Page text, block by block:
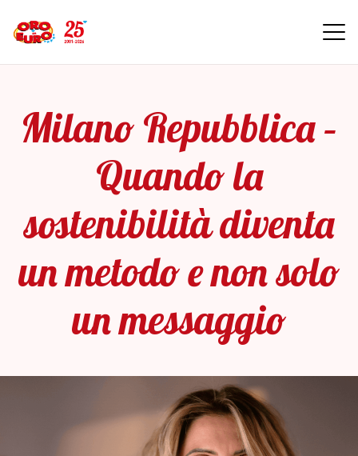
Milano Repubblica –
Quando la
sostenibilità diventa
un metodo e non solo
un messaggio